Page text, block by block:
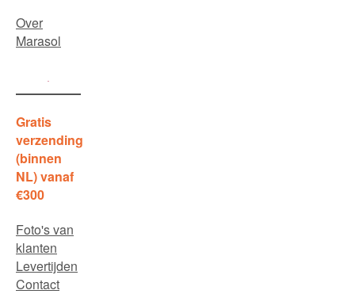
Over
Marasol
Gratis
verzending
(binnen
NL) vanaf
€300
Foto's van
klanten
Levertijden
Contact